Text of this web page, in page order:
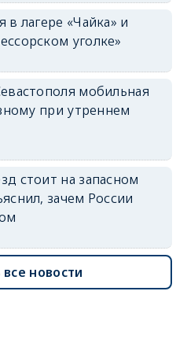
лагере «Чайка» и
уголке»
мобильная
при утреннем
стоит на запасном
зачем России
новости